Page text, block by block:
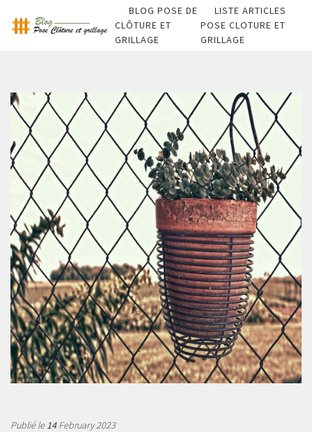
BLOG POSE DE
CLÔTURE ET
GRILLAGE
LISTE ARTICLES
POSE CLOTURE ET
GRILLAGE
Publié le14February 2023